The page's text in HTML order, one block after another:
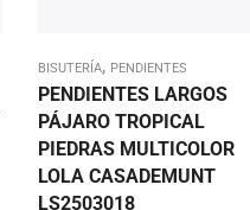
BISUTERÍA, PENDIENTES
PENDIENTES LARGOS
PÁJARO TROPICAL
PIEDRAS MULTICOLOR
LOLA CASADEMUNT
LS2503018